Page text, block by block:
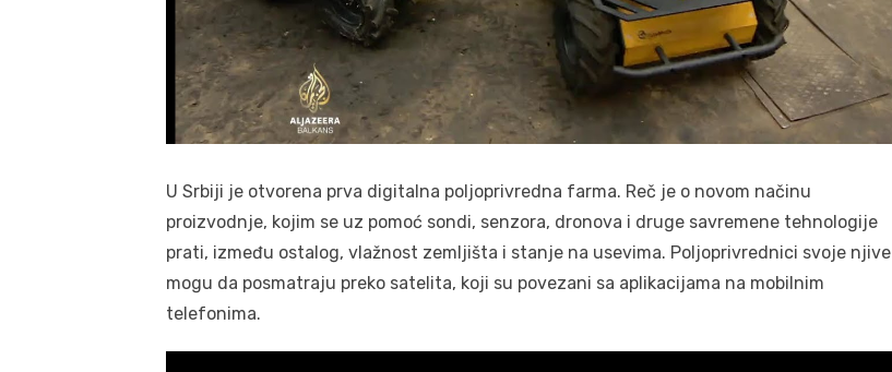
U Srbiji je otvorena prva digitalna poljoprivredna farma. Reč je o novom načinu
proizvodnje, kojim se uz pomoć sondi, senzora, dronova i druge savremene tehnologije
prati, između ostalog, vlažnost zemljišta i stanje na usevima. Poljoprivrednici svoje njive
mogu da posmatraju preko satelita, koji su povezani sa aplikacijama na mobilnim
telefonima.